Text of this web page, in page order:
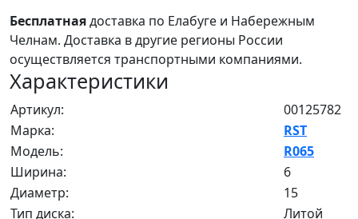
Бесплатнаядоставка по Елабуге и Набережным
Челнам. Доставка в другие регионы России
осуществляется транспортными компаниями.
Характеристики
Артикул:
00125782
Марка:
RST
Модель:
R065
Ширина:
6
Диаметр:
15
Тип диска:
Литой